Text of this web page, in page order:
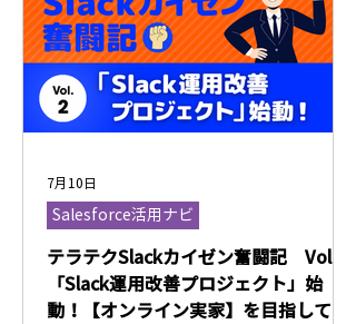
テラテクSlackカイゼン奮闘記 Vol.2
「Slack運用改善プロジェクト」始
動！【オンライン実家】を目指して
Salesforce活用ナビ
7月10日